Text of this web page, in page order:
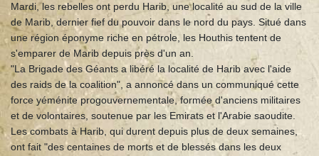
Mardi, les rebelles ont perdu Harib, une localité au sud de la ville
de Marib, dernier fief du pouvoir dans le nord du pays. Situé dans
une région éponyme riche en pétrole, les Houthis tentent de
s'emparer de Marib depuis près d'un an.
"La Brigade des Géants a libéré la localité de Harib avec l'aide
des raids de la coalition", a annoncé dans un communiqué cette
force yéménite progouvernementale, formée d'anciens militaires
et de volontaires, soutenue par les Emirats et l'Arabie saoudite.
Les combats à Harib, qui durent depuis plus de deux semaines,
ont fait "des centaines de morts et de blessés dans les deux